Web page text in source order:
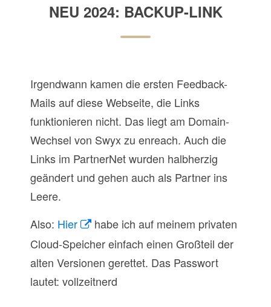
NEU 2024: BACKUP-LINK
Irgendwann kamen die ersten Feedback-
Mails auf diese Webseite, die Links
funktionieren nicht. Das liegt am Domain-
Wechsel von Swyx zu enreach. Auch die
Links im PartnerNet wurden halbherzig
geändert und gehen auch als Partner ins
Leere.
Also: Hier
habe ich auf meinem privaten
Cloud-Speicher einfach einen Großteil der
alten Versionen gerettet. Das Passwort
lautet: vollzeitnerd